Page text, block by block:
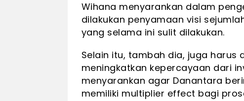
Wihana menyarankan dalam
dilakukan penyamaan visi
yang selama ini sulit dilakukan.
Selain itu, tambah dia, juga harus
meningkatkan kepercayaan dari
menyarankan agar Danantara
memiliki multiplier effect bagi